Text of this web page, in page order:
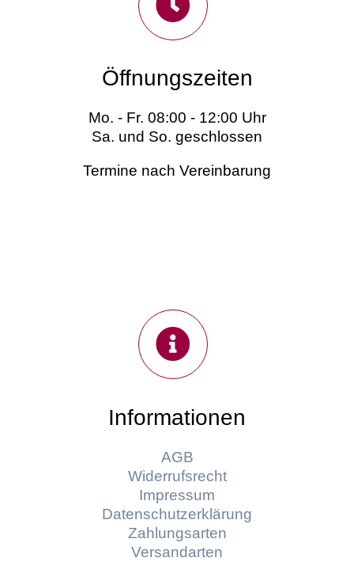
Öffnungszeiten
Mo. - Fr. 08:00 - 12:00 Uhr
Sa. und So. geschlossen
Termine nach Vereinbarung
Informationen
AGB
Widerrufsrecht
Impressum
Datenschutzerklärung
Zahlungsarten
Versandarten